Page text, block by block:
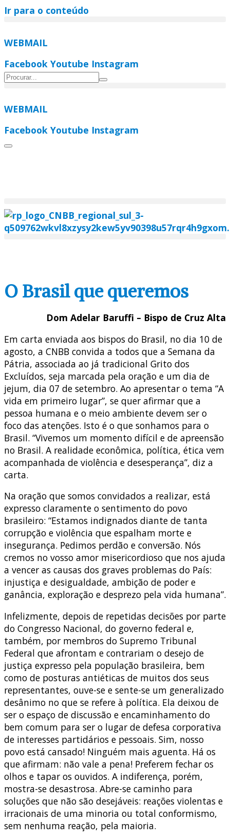
Ir para o conteúdo
WEBMAIL
Facebook Youtube Instagram
WEBMAIL
Facebook Youtube Instagram
O Brasil que queremos
Dom Adelar Baruffi – Bispo de Cruz Alta
Em carta enviada aos bispos do Brasil, no dia 10 de
agosto, a CNBB convida a todos que a Semana da
Pátria, associada ao já tradicional Grito dos
Excluídos, seja marcada pela oração e um dia de
jejum, dia 07 de setembro. Ao apresentar o tema “A
vida em primeiro lugar”, se quer afirmar que a
pessoa humana e o meio ambiente devem ser o
foco das atenções. Isto é o que sonhamos para o
Brasil. “Vivemos um momento difícil e de apreensão
no Brasil. A realidade econômica, política, ética vem
acompanhada de violência e desesperança”, diz a
carta.
Na oração que somos convidados a realizar, está
expresso claramente o sentimento do povo
brasileiro: “Estamos indignados diante de tanta
corrupção e violência que espalham morte e
insegurança. Pedimos perdão e conversão. Nós
cremos no vosso amor misericordioso que nos ajuda
a vencer as causas dos graves problemas do País:
injustiça e desigualdade, ambição de poder e
ganância, exploração e desprezo pela vida humana”.
Infelizmente, depois de repetidas decisões por parte
do Congresso Nacional, do governo federal e,
também, por membros do Supremo Tribunal
Federal que afrontam e contrariam o desejo de
justiça expresso pela população brasileira, bem
como de posturas antiéticas de muitos dos seus
representantes, ouve-se e sente-se um generalizado
desânimo no que se refere à política. Ela deixou de
ser o espaço de discussão e encaminhamento do
bem comum para ser o lugar de defesa corporativa
de interesses partidários e pessoais. Sim, nosso
povo está cansado! Ninguém mais aguenta. Há os
que afirmam: não vale a pena! Preferem fechar os
olhos e tapar os ouvidos. A indiferença, porém,
mostra-se desastrosa. Abre-se caminho para
soluções que não são desejáveis: reações violentas e
irracionais de uma minoria ou total conformismo,
sem nenhuma reação, pela maioria.